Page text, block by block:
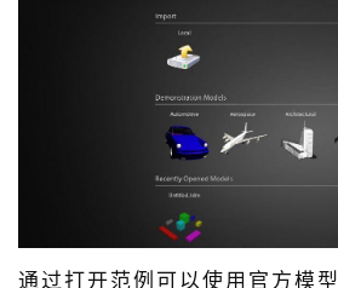
通过打开范例可以使用官方模